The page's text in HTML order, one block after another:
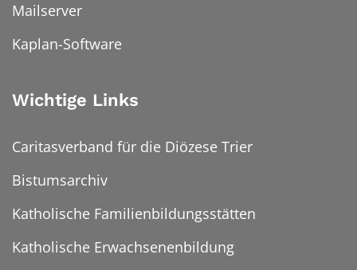
Mailserver
Kaplan-Software
Wichtige Links
Caritasverband für die Diözese Trier
Bistumsarchiv
Katholische Familienbildungsstätten
Katholische Erwachsenenbildung